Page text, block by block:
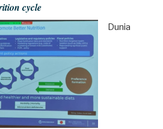
cycle
Dunia